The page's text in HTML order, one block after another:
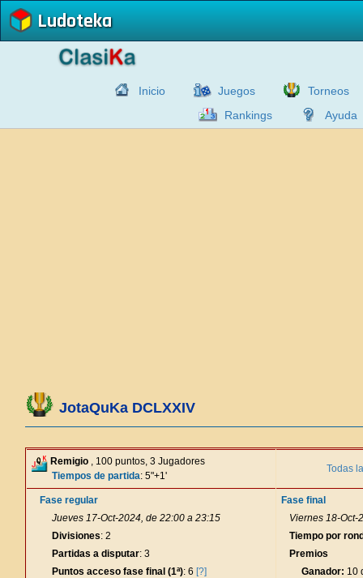
Ludoteka
Inicio Juegos
Torneos
Rankings
Ayuda
JotaQuKa DCLXXIV
Remigio , 100 puntos, 3 Jugadores
Tiempos de partida: 5"+1'
Todas
Fase regular
Jueves 17-Oct-2024, de 22:00 a 23:15
Divisiones: 2
Partidas a disputar: 3
Puntos acceso fase final (1ª): 6 [?]
Fase final
Viernes 18-Oct-
Tiempo por
Premios
Ganador: 10